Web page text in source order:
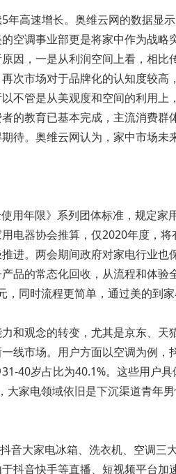
高速增长。奥维云网的数据显
空调事业部更是将家中作为战
因，一是从利润空间上看，相
次市场对于品牌化的认知度较
不管是从美观度和空间的利用
的教育已基本完成，主流消费
。奥维云网认为，家中市场未
用年限》系列团体标准，规定
电器协会推算，仅2020年度，
进。两会期间政府对家电行业
品的常态化回收，从流程和体
同时流程更简单，通过美的到
和观念的转变，尤其是京东、
线市场。用户方面以空调为例
40岁占比为40.1%。这些用户
家电领域依旧是下沉渠道青年
音大家电冰箱、洗衣机、空调
抖音快手等直播、短视频平台